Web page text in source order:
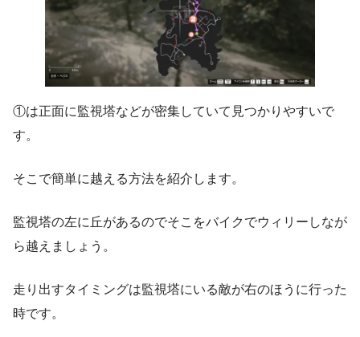
①は正面に監視塔などが密集していて見つかりやすいで
す。
そこで簡単に越える方法を紹介します。
監視塔の左に丘があるのでそこをバイクでウィリーしなが
ら越えましょう。
走り出すタイミングは監視塔にいる敵が右のほうに行った
時です。